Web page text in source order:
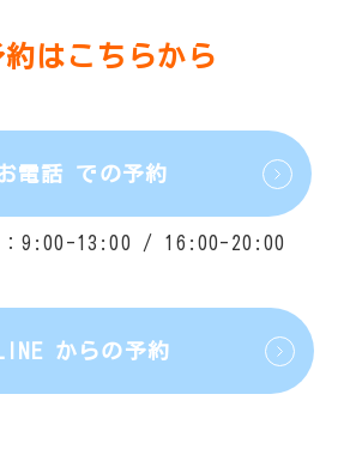
約はこちらから
電話 での予約
：9:00-13:00 / 16:00- 20:00
からの予約